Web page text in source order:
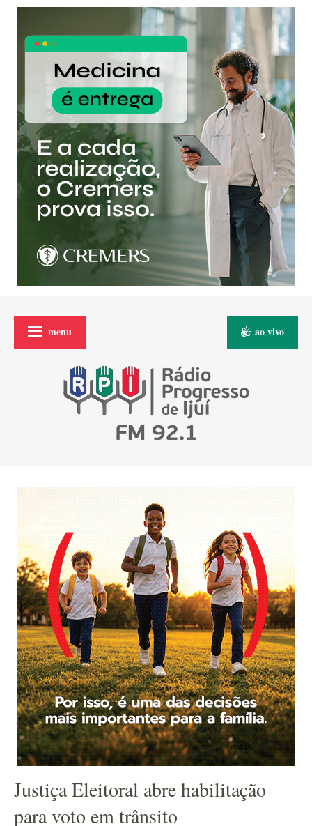
menu ao vivo
Justiça Eleitoral abre habilitação
para voto em trânsito